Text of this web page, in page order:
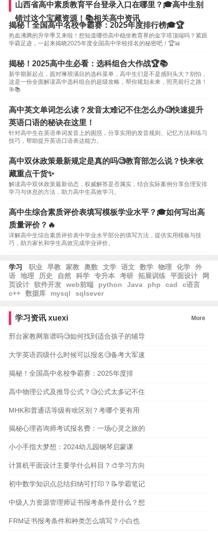
山西省高中素质教育平台登录入口在哪里？🎓高中生别
错过这个宝藏资源！📚相关高中资讯
揭秘！全国高中名校争霸赛：2025年度排行榜🎓🏆
热血沸腾的升学季又来啦！想知道哪些高中稳坐教育界的金字塔顶端吗？紧跟
学霸足迹，一起来揭晓2025年度全国高中学校排名的秘密吧！🏆📊
揭秘！2025高中生必看：选科组合大作战🏆📚
新学期新起点，面对琳琅满目的选科菜单，高中生们是不是感到头大？别怕，
这是一份全面解读高中选科组合的超级攻略，帮你规划未来，照亮前行之路！
🎯📚
高中英文单词怎么读？发音太难记不住怎么办🧐快速提升
英语口语的秘诀在这里！
针对高中生在英语单词发音上的困惑，分享实用的发音规则、记忆方法和练习
技巧，帮助提升英语口语表达能力。
高中双休政策最新规定是真的吗🧐教育部怎么说？快来收
藏重点干货✨
解读高中双休政策最新动态，权威解答是否属实，结合实际案例分享合理安排
学习与休息的方法，助力高中生高效学习。
高中生综合素质评价表填写模板学业水平？🎓如何写出高
质量评价？🔥
详解高中生综合素质评价表中学业水平部分的填写方法，提供实用模板与技
巧，助力家长和学生高效完成学业评价。
学习 职业 早教 家教 奥数 文学 语文 数学 物理 化学
外
语
地理 历史 自然 科学 专升本 考研 拓展训练 平面设计
网
页设计
软件开发 web前端 python Java php cad
c语言
c++
数据库 mysql sqlsever
学习资讯 xuexi More
邢台家教网靠谱吗🧐如何找到适合孩子的辅导
大学英语四级什么时候可以报名🧐备考大军速
揭秘！全国高中名校争霸赛：2025年度排
高中物理公式及推导公式？🧐公式太多记不住
MHK和普通话等级有啥区别？考哪个更有用
揭秘心理咨询师考试报名费：一场心灵之旅的
小小手指大梦想：2024幼儿园钢琴启蒙课
计算机平面设计主要学什么科目？🎨学习方向
初中数学知识点总结归纳可打印？📝学霸笔记
中级人力资源管理师证书报考条件是什么？想
FRM证书报考条件和种类怎么填写？小白也